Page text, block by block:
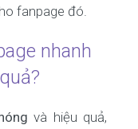
fanpage đó.
nhanh
và hiệu quả,